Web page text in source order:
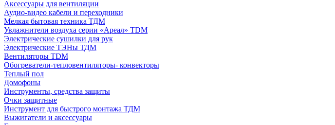
Аксессуары для вентиляции
Аудио-видео кабели и переходники
Мелкая бытовая техника ТДМ
Увлажнители воздуха серии «Ареал» TDM
Электрические сушилки для рук
Электрические ТЭНы ТДМ
Вентиляторы TDM
Обогреватели-тепловентиляторы- конвекторы
Теплый пол
Домофоны
Инструменты, средства защиты
Очки защитные
Инструмент для быстрого монтажа ТДМ
Выжигатели и аксессуары